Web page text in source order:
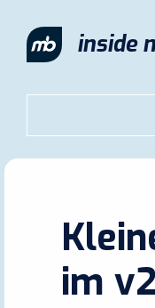
Inhalt
springen
inside
im